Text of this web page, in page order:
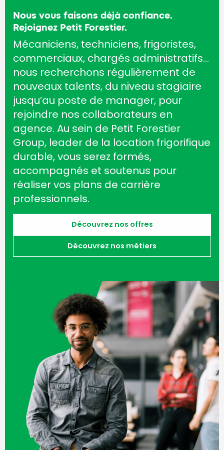
Nous vous faisons déjà confiance.
Rejoignez Petit Forestier.
Mécaniciens, techniciens, frigoristes,
commerciaux, chargés administratifs…
nous recherchons régulièrement de
nouveaux talents, du niveau stagiaire
jusqu’au poste de manager, pour
rejoindre nos collaborateurs en
agence. Au sein de Petit Forestier
Group, leader de la location frigorifique
durable, vous serez formés,
accompagnés et soutenus pour
réaliser vos plans de carrière
professionnels.
Découvrez nos offres
Découvrez nos métiers